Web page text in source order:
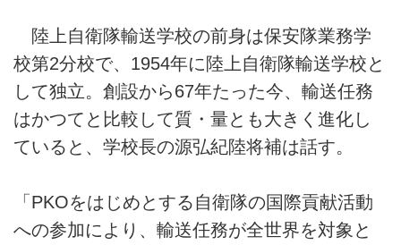
陸上自衛隊輸送学校の前身は保安隊業務学
校第2分校で、1954年に陸上自衛隊輸送学校と
して独立。創設から67年たった今、輸送任務
はかつてと比較して質・量とも大きく進化し
ていると、学校長の源弘紀陸将補は話す。
「PKOをはじめとする自衛隊の国際貢献活動
への参加により、輸送任務が全世界を対象と